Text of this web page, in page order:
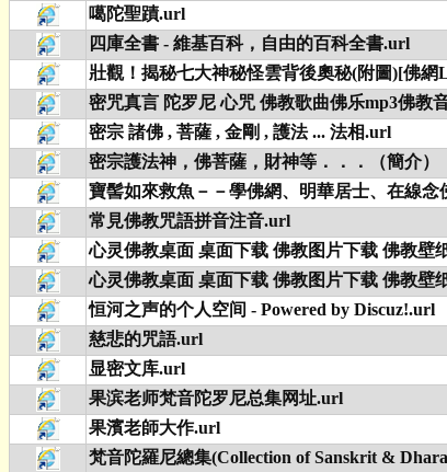
噶陀聖蹟.url
四庫全書 - 維基百科，自由的百科全書.url
壯觀！揭秘七大神秘怪雲背後奧秘(附圖)[佛網
密咒真言 陀罗尼 心咒 佛教歌曲佛乐mp3佛教
密宗 諸佛 , 菩薩 , 金剛 , 護法 ... 法相.url
密宗護法神，佛菩薩，財神等．．．（
寶髻如來救魚－－學佛網、明華居士、在線
常見佛教咒語拼音注音.url
心灵佛教桌面 桌面下载 佛教图片下载 佛教壁
心灵佛教桌面 桌面下载 佛教图片下载 佛教壁
恒河之声的个人空间 - Powered by Discuz!.url
慈悲的咒語.url
显密文库.url
果滨老师梵音陀罗尼总集网址.url
果濱老師大作.url
梵音陀羅尼總集(Collection of Sanskrit &